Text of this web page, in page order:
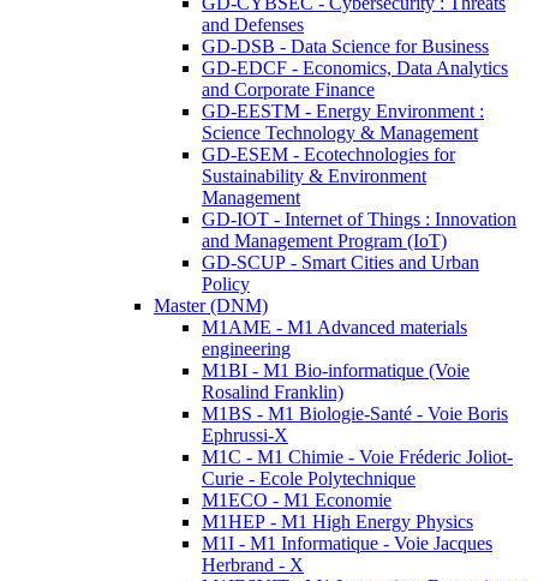
and Defenses
GD-DSB - Data Science for Business
GD-EDCF - Economics, Data Analytics
and Corporate Finance
GD-EESTM - Energy Environment :
Science Technology & Management
GD-ESEM - Ecotechnologies for
Sustainability & Environment
Management
GD-IOT - Internet of Things : Innovation
and Management Program (IoT)
GD-SCUP - Smart Cities and Urban
Policy
Master (DNM)
M1AME - M1 Advanced materials
engineering
M1BI - M1 Bio-informatique (Voie
Rosalind Franklin)
M1BS - M1 Biologie-Santé - Voie Boris
Ephrussi-X
M1C - M1 Chimie - Voie Fréderic Joliot-
Curie - Ecole Polytechnique
M1ECO - M1 Economie
M1HEP - M1 High Energy Physics
M1I - M1 Informatique - Voie Jacques
Herbrand - X